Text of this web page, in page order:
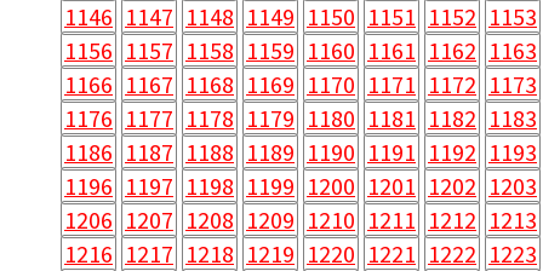
1146 1147 1148 1149 1150 1151 1152 1153
1156 1157 1158 1159 1160 1161 1162 1163
1166 1167 1168 1169 1170 1171 1172 1173
1176 1177 1178 1179 1180 1181 1182 1183
1186 1187 1188 1189 1190 1191 1192 1193
1196 1197 1198 1199 1200 1201 1202 1203
1206 1207 1208 1209 1210 1211 1212 1213
1216 1217 1218 1219 1220 1221 1222 1223